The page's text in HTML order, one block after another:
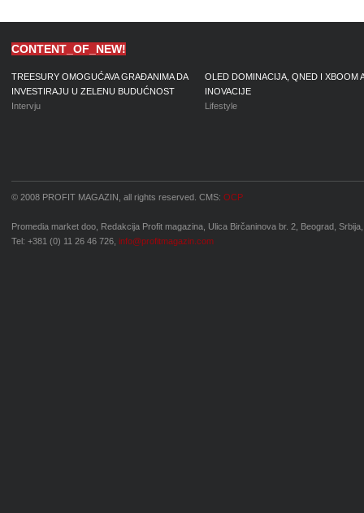
CONTENT_OF_NEW!
TREESURY OMOGUĆAVA GRAĐANIMA DA
INVESTIRAJU U ZELENU BUDUĆNOST
Intervju
OLED DOMINACIJA, QNED I XBOOM
INOVACIJE
Lifestyle
© 2008 PROFIT MAGAZIN, all rights reserved. CMS: OCP
Promedia market doo, Redakcija Profit magazina, Ulica Birčaninova br. 2, Beograd, Srbija,
Tel: +381 (0) 11 26 46 726, info@profitmagazin.com